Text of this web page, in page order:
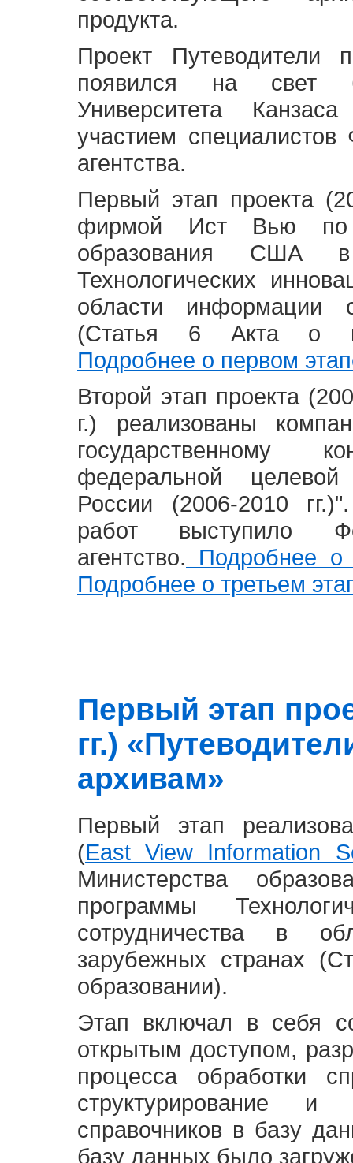
продукта.
Проект Путеводители
появился на свет
Университета
участием специалистов
агентства.
Первый этап проекта
фирмой Ист Вью по
образования США
Технологических
области информации
(Статья 6 Акта о
Подробнее о первом
Второй этап проекта
г.) реализованы
государственному
федеральной
России (2006-2010
работ выступило
агентство. Подробнее о
Подробнее о третьем
Первый этап
гг.)
архивам»
Первый этап
(East View Information
Министерства
программы
сотрудничества в
зарубежных странах
образовании).
Этап включал в себя
открытым доступом,
процесса обработки
структурирование и
справочников в базу
базу данных было